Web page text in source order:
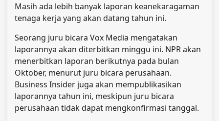
Masih ada lebih banyak laporan keanekaragaman
tenaga kerja yang akan datang tahun ini.
Seorang juru bicara Vox Media mengatakan
laporannya akan diterbitkan minggu ini. NPR akan
menerbitkan laporan berikutnya pada bulan
Oktober, menurut juru bicara perusahaan.
Business Insider juga akan mempublikasikan
laporannya tahun ini, meskipun juru bicara
perusahaan tidak dapat mengkonfirmasi tanggal.